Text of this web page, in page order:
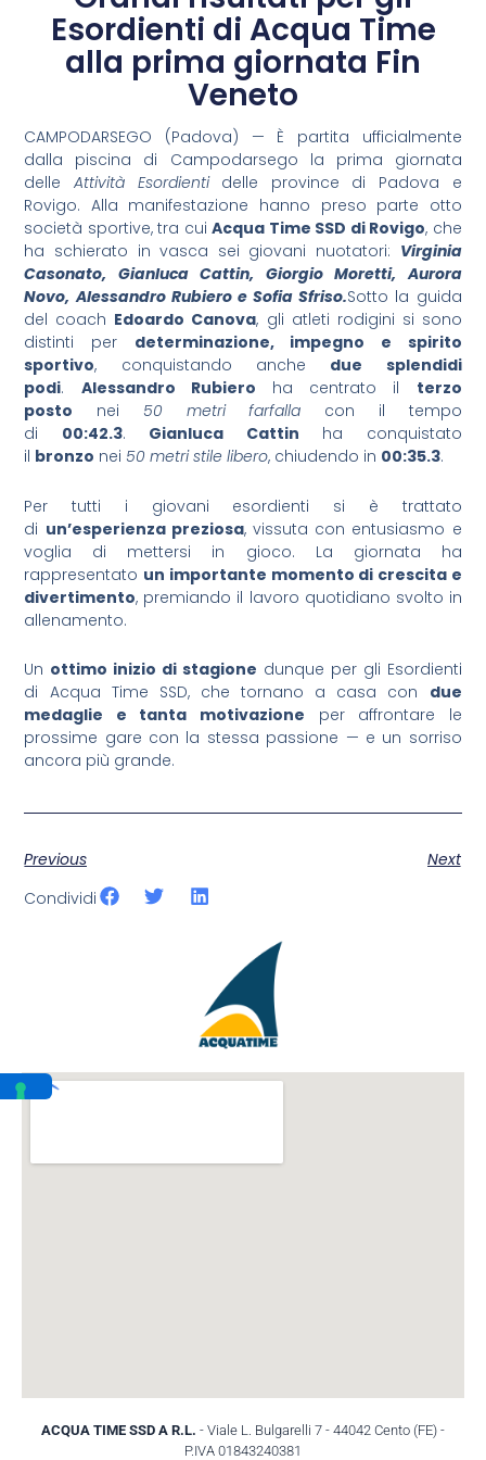
Esordienti di Acqua Time
alla prima giornata Fin
Veneto
CAMPODARSEGO (Padova) — È partita ufficialmente
dalla piscina di Campodarsego la prima giornata
delle Attività Esordientidelle province di Padova e
Rovigo. Alla manifestazione hanno preso parte otto
società sportive, tra cuiAcqua Time SSD di Rovigo, che
ha schierato in vasca sei giovani nuotatori: Virginia
Casonato, Gianluca Cattin, Giorgio Moretti, Aurora
Novo, Alessandro Rubiero e Sofia Sfriso.Sotto la guida
del coach Edoardo Canova, gli atleti rodigini si sono
distinti per determinazione, impegno e spirito
sportivo, conquistando anche due splendidi
podi. Alessandro Rubiero ha centrato il terzo
posto nei 50 metri farfalla con il tempo
di 00:42.3. Gianluca Cattin ha conquistato
il bronzo nei50 metri stile libero, chiudendo in 00:35.3.
Per tutti i giovani esordienti si è trattato
di un’esperienza preziosa, vissuta con entusiasmo e
voglia di mettersi in gioco. La giornata ha
rappresentato un importante momento di crescita e
divertimento, premiando il lavoro quotidiano svolto in
allenamento.
Un ottimo inizio di stagione dunque per gli Esordienti
di Acqua Time SSD, che tornano a casa con due
medaglie e tanta motivazione per affrontare le
prossime gare con la stessa passione — e un sorriso
ancora più grande.
Previous
Next
Condividi
ACQUA TIME SSD A R.L. - Viale L. Bulgarelli 7 - 44042 Cento (FE) -
P.IVA 01843240381